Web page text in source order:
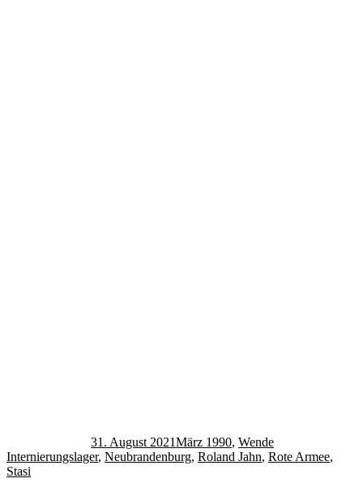
31. August 2021März 1990, Wende
Internierungslager, Neubrandenburg, Roland Jahn, Rote Armee,
Stasi